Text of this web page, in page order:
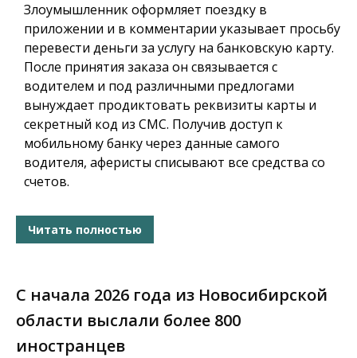
Злоумышленник оформляет поездку в
приложении и в комментарии указывает просьбу
перевести деньги за услугу на банковскую карту.
После принятия заказа он связывается с
водителем и под различными предлогами
вынуждает продиктовать реквизиты карты и
секретный код из СМС. Получив доступ к
мобильному банку через данные самого
водителя, аферисты списывают все средства со
счетов.
Читать полностью
С начала 2026 года из Новосибирской
области выслали более 800
иностранцев